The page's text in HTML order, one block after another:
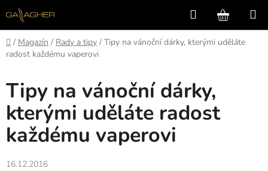
Přejít
na
obsah
Hledat
KOŠÍK
Domů
/ Magazín / Rady a tipy / Tipy na vánoční dárky, kterými uděláte
radost každému vaperovi
Tipy na vánoční dárky,
kterými uděláte radost
každému vaperovi
16.12.2016